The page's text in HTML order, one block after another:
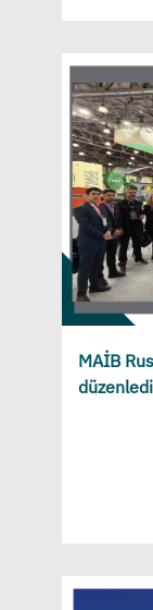
MAİB
düzenledi